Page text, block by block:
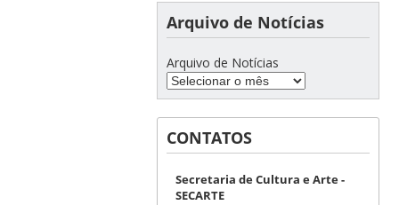
Arquivo de Notícias
Arquivo de Notícias
CONTATOS
Secretaria de Cultura e Arte -
SECARTE